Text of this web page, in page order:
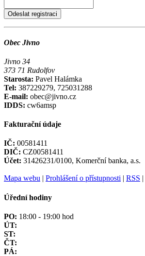
Obec Jivno
Jivno 34
373 71 Rudolfov
Starosta: Pavel Halámka
Tel: 387229279, 725031288
E-mail: obec@jivno.cz
IDDS: cw6amsp
Fakturační údaje
IČ: 00581411
DIČ: CZ00581411
Účet: 31426231/0100, Komerční banka, a.s.
Mapa webu | Prohlášení o přístupnosti | RSS |
Úřední hodiny
PO: 18:00 - 19:00 hod
ÚT:
ST:
ČT:
PÁ: